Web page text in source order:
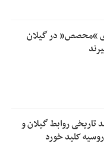
جنگ گذر کرد
“محصص” در گیلان
تاریخی روابط گیلان و
کلید خورد